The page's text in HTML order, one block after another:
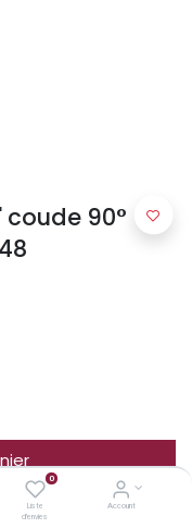
0
Liste
d'envies
Account
coude 90°